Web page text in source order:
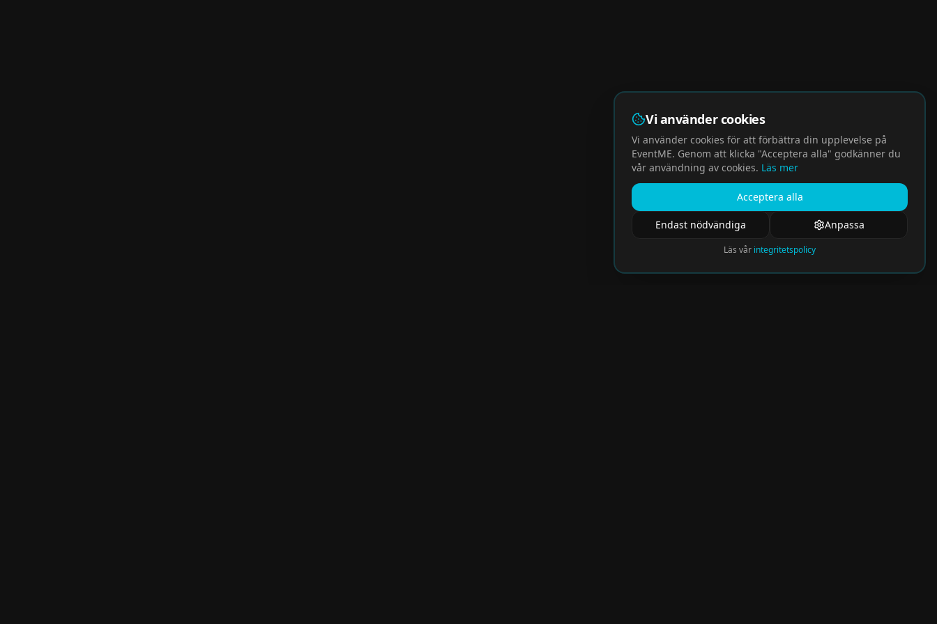
Vi använder cookies
Vi använder cookies för att förbättra din upplevelse på
EventME. Genom att klicka "Acceptera alla" godkänner du
vår användning av cookies. Läs mer
Acceptera alla
Endast nödvändiga Anpassa
Läs vår integritetspolicy